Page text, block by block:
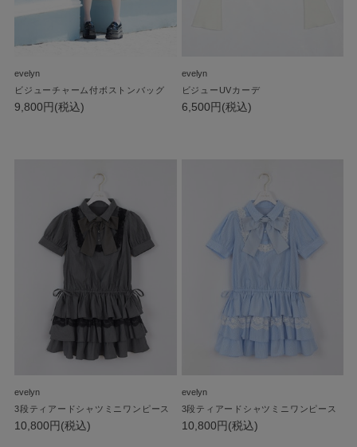
evelyn
ビジューチャーム付ボストンバッグ
9,800円(税込)
evelyn
ビジューUVカーデ
6,500円(税込)
evelyn
3段ティアードシャツミニワンピース
10,800円(税込)
evelyn
3段ティアードシャツミニワンピース
10,800円(税込)